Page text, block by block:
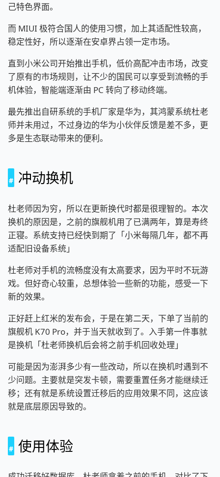
己特色界面。
而 MIUI 极符合国人的使用习惯，加上其适配性较高，
稳定性好，所以逐渐在安卓界占领一定市场。
直到小米公司开始推出手机，低价高配冲击市场，改变
了原有的市场规则，让不少的国民可以享受到流畅的手
机体验，智能端逐渐由 PC 转向了移动终端。
最先推出自研系统的手机厂家是华为，其鸿蒙系统杜老
师并未用过，不过身边的华为小伙伴反馈是差不多，更
多是生态联动带来的便利。
冲动换机
杜老师因为穷，所以在更新换代时都是很理智的。本次
换机的原因是，之前的旗舰机用了已满两年，算是寿终
正寝。系统支持已经快到期了「小米每隔几年，都不再
适配旧设备系统」
杜老师对手机的流畅度没有太高要求，因为平时不玩游
戏。但好奇心较重，总想体验一些新的功能，感受一下
新的效果。
正好赶上红米的发布会，于是在第二天，下单了当前的
旗舰机 K70 Pro，并于当天就收到了。入手第一件事就
是换机「杜老师换机后会将之前手机回收处理」
可能是因为澎湃多少有一些改动，所以在换机时遇到不
少问题。主要就是突发卡顿，需要重置任务才能继续迁
移；还有就是系统设置迁移后的应用效果不同，这应该
就是底层原因导致的。
使用体验